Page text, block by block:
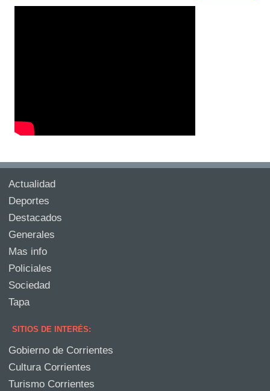
Actualidad
Deportes
Destacados
Generales
Mas info
Policiales
Sociedad
Tapa
SITIOS DE INTERÉS:
Gobierno de Corrientes
Cultura Corrientes
Turismo Corrientes